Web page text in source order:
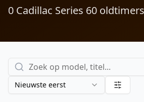
0 Cadillac Series 60 oldtimers
Nieuwste eerst